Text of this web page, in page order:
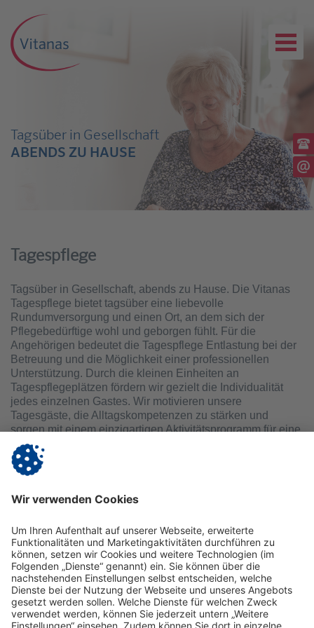
Tagsüber in Gesellschaft
ABENDS ZU HAUSE
Tagespflege
Tagsüber in Gesellschaft, abends zu Hause. Die Vitanas
Tagespflege bietet tagsüber eine liebevolle
Rundumversorgung und einen Ort, an dem sich der
Pflegebedürftige wohl und geborgen fühlt. Für die
Angehörigen bedeutet die Tagespflege Entlastung bei der
Betreuung und die Möglichkeit einer professionellen
Unterstützung. Durch die kleinen Einheiten an
Tagespflegeplätzen fördern wir gezielt die Individualität
jedes einzelnen Gastes. Wir motivieren unsere
Tagesgäste, die Alltagskompetenzen zu stärken und
sorgen mit einem einzigartigen Aktivitätsprogramm für eine
ganzheitliche Aktivierung und Förderung der kognitiven
und physischen Fähigkeiten – besonders bei Menschen
mit Demenz. Die soziale Gemeinschaft wirkt oft
besten Fall den Krankheitsverlauf einer Demenz
Pflegeplatz finden